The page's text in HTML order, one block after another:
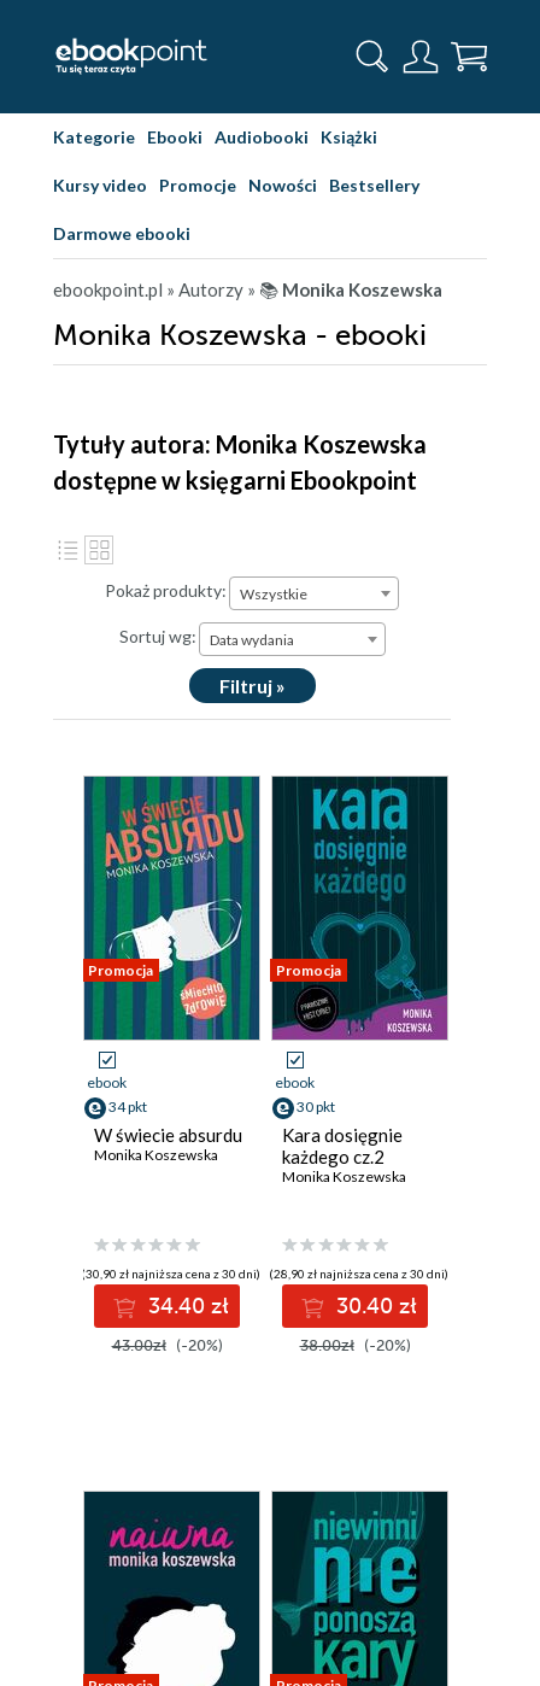
Kategorie Ebooki Audiobooki Książki
Kursy video Promocje Nowości Bestsellery
Darmowe ebooki
ebookpoint.pl » Autorzy » 📚 Monika Koszewska
Monika Koszewska - ebooki
Tytuły autora: Monika Koszewska
dostępne w księgarni Ebookpoint
Pokaż produkty: Wszystkie
Sortuj wg: Data wydania
Filtruj »
Promocja
ebook
34 pkt
W świecie absurdu
Monika Koszewska
(30,90 zł najniższa cena z 30 dni)
34.40 zł
43.00zł (-20%)
Promocja
ebook
30 pkt
Kara dosięgnie
każdego cz.2
Monika Koszewska
(28,90 zł najniższa cena z 30 dni)
30.40 zł
38.00zł (-20%)